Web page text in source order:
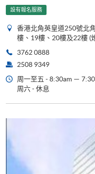
設有報名服務
香港北角英皇道250號北
樓、19樓、20樓及22樓 (
3762 0888
2508 9349
周一至五 - 8:30am －
周六 - 休息